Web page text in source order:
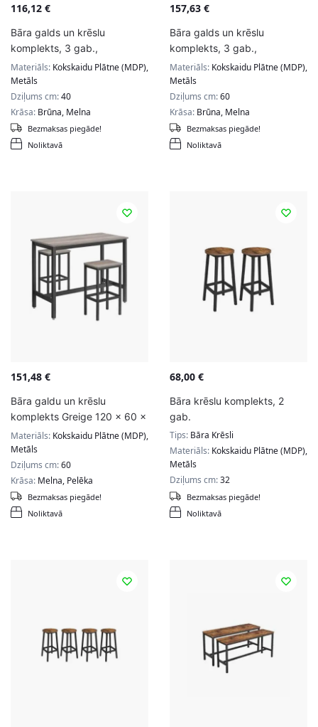
116,12 €
Bāra galds un krēslu
komplekts, 3 gab.,
brūns/melns
Materiāls: Kokskaidu Plātne (MDP),
Metāls
Dziļums cm:40
Krāsa: Brūna, Melna
Noliktavā
Bezmaksas piegāde!
157,63 €
Bāra galds un krēslu
komplekts, 3 gab.,
brūns/melns
Materiāls: Kokskaidu Plātne (MDP),
Metāls
Dziļums cm:60
Krāsa: Brūna, Melna
Noliktavā
Bezmaksas piegāde!
151,48 €
Bāra galdu un krēslu
komplekts Greige 120 x 60 x
90 cm., pelēks/melns
Materiāls: Kokskaidu Plātne (MDP),
Metāls
Dziļums cm:60
Krāsa: Melna, Pelēka
Noliktavā
Bezmaksas piegāde!
68,00 €
Bāra krēslu komplekts, 2
gab.
Tips: Bāra Krēsli
Materiāls: Kokskaidu Plātne (MDP),
Metāls
Dziļums cm:32
Noliktavā
Bezmaksas piegāde!